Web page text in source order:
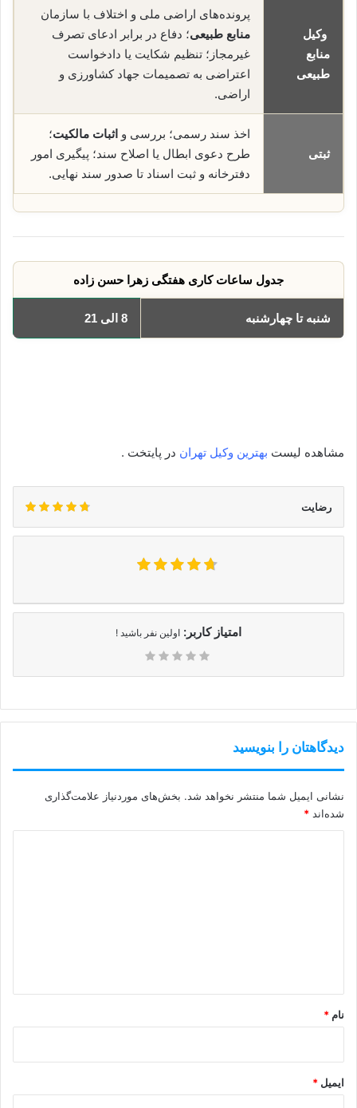
وکیل
منابع
طبیعی
پرونده‌های اراضی ملی و اختلاف با سازمان
منابع طبیعی؛ دفاع در برابر ادعای تصرف
غیرمجاز؛ تنظیم شکایت یا دادخواست
اعتراضی به تصمیمات جهاد کشاورزی و
اراضی.
ثبتی
اخذ سند رسمی؛ بررسی و اثبات مالکیت؛
طرح دعوی ابطال یا اصلاح سند؛ پیگیری امور
دفترخانه و ثبت اسناد تا صدور سند نهایی.
جدول ساعات کاری هفتگی زهرا حسن زاده
شنبه تا چهارشنبه 8 الی 21
مشاهده لیست بهترین وکیل تهران در پایتخت .
رضایت
امتیاز کاربر: اولین نفر باشید !
دیدگاهتان را بنویسید
نشانی ایمیل شما منتشر نخواهد شد. بخش‌های موردنیاز علامت‌گذاری
شده‌اند *
نام *
ایمیل *